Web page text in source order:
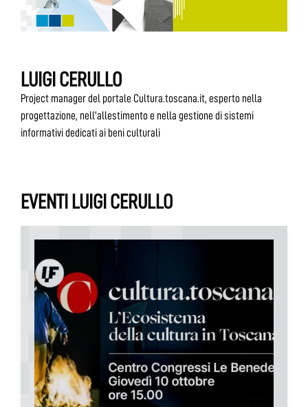
LUIGI CERULLO
Project manager del portale Cultura.toscana.it, esperto nella
progettazione, nell’allestimento e nella gestione di sistemi
informativi dedicati ai beni culturali
EVENTI LUIGI CERULLO